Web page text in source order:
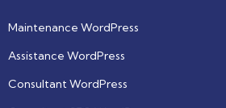
Maintenance WordPress
Assistance WordPress
Consultant WordPress